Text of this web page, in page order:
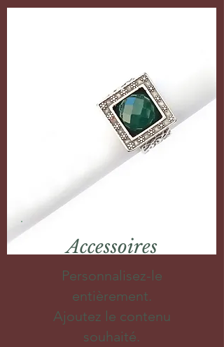
Accessoires
Personnalisez-le
entièrement.
Ajoutez le contenu
souhaité.